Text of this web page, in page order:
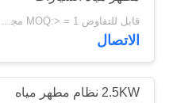
قابل للتفاوض MOQ:> = 1 مجموعات
الاتصال
2.5KW نظام مطهر مياه